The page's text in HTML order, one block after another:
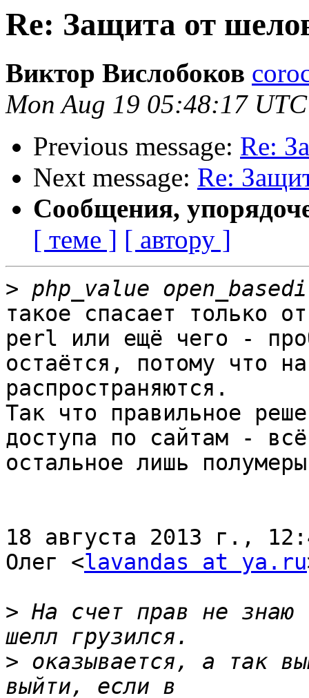
Re: Защита от
Виктор Вислобоков
Mon Aug 19 05:48:17
Previous message: Re:
Next message: Re:
Сообщения,
[ теме ] [ автору ]
>
такое спасает только
perl или ещё чего -
остаётся, потому что
распространяются.
Так что правильное
доступа по сайтам - всё
остальное лишь полумеры
18 августа 2013 г.,
Олег <lavandas at ya.ru
> На счет прав не
> оказывается, а так